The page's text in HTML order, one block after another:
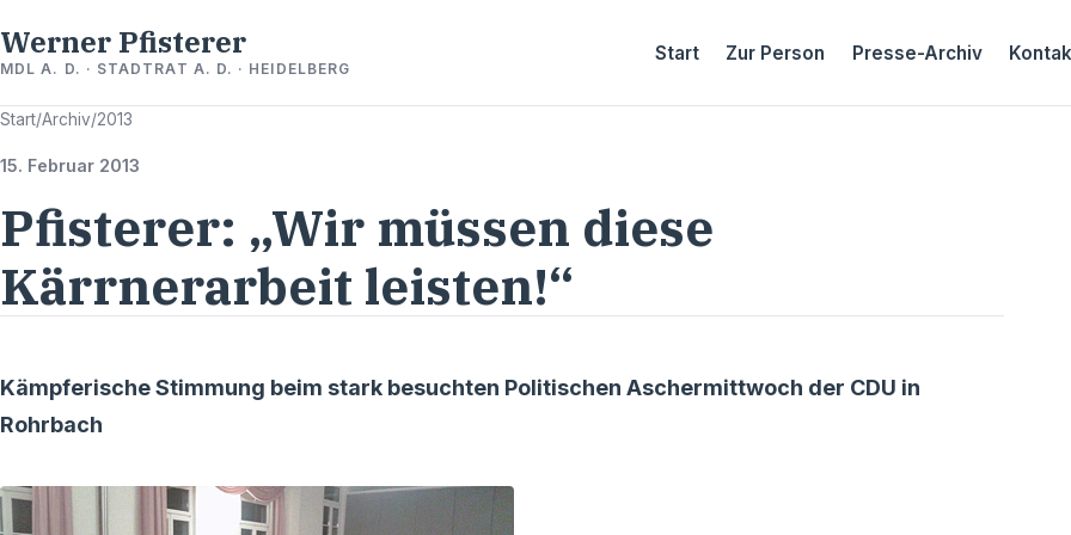
Werner Pfisterer
MDL A. D. · STADTRAT A. D. · HEIDELBERG
Start Zur Person Presse-Archiv
Start/Archiv/2013
15. Februar 2013
Pfisterer: „Wir müssen diese
Kärrnerarbeit leisten!“
Kämpferische Stimmung beim stark besuchten Politischen Aschermittwoch der CDU in
Rohrbach